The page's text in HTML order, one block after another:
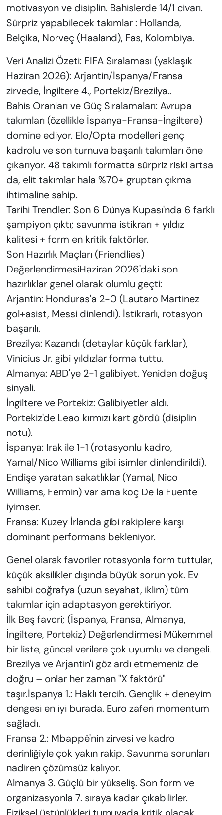
motivasyon ve disiplin. Bahislerde 14/1 civarı.
Sürpriz yapabilecek takımlar : Hollanda,
Belçika, Norveç (Haaland), Fas, Kolombiya.
Veri Analizi Özeti: FIFA Sıralaması (yaklaşık
Haziran 2026): Arjantin/İspanya/Fransa
zirvede, İngiltere 4., Portekiz/Brezilya..
Bahis Oranları ve Güç Sıralamaları: Avrupa
takımları (özellikle İspanya-Fransa-İngiltere)
domine ediyor. Elo/Opta modelleri genç
kadrolu ve son turnuva başarılı takımları öne
çıkarıyor. 48 takımlı formatta sürpriz riski artsa
da, elit takımlar hala %70+ gruptan çıkma
ihtimaline sahip.
Tarihi Trendler: Son 6 Dünya Kupası'nda 6 farklı
şampiyon çıktı; savunma istikrarı + yıldız
kalitesi + form en kritik faktörler.
Son Hazırlık Maçları (Friendlies)
DeğerlendirmesiHaziran 2026'daki son
hazırlıklar genel olarak olumlu geçti:
Arjantin: Honduras'a 2-0 (Lautaro Martinez
gol+asist, Messi dinlendi). İstikrarlı, rotasyon
başarılı.
Brezilya: Kazandı (detaylar küçük farklar),
Vinicius Jr. gibi yıldızlar forma tuttu.
Almanya: ABD'ye 2-1 galibiyet. Yeniden doğuş
sinyali.
İngiltere ve Portekiz: Galibiyetler aldı.
Portekiz'de Leao kırmızı kart gördü (disiplin
notu).
İspanya: Irak ile 1-1 (rotasyonlu kadro,
Yamal/Nico Williams gibi isimler dinlendirildi).
Endişe yaratan sakatlıklar (Yamal, Nico
Williams, Fermin) var ama koç De la Fuente
iyimser.
Fransa: Kuzey İrlanda gibi rakiplere karşı
dominant performans bekleniyor.
Genel olarak favoriler rotasyonla form tuttular,
küçük aksilikler dışında büyük sorun yok. Ev
sahibi coğrafya (uzun seyahat, iklim) tüm
takımlar için adaptasyon gerektiriyor.
İlk Beş favori; (İspanya, Fransa, Almanya,
İngiltere, Portekiz) Değerlendirmesi Mükemmel
bir liste, güncel verilere çok uyumlu ve dengeli.
Brezilya ve Arjantin'i göz ardı etmemeniz de
doğru – onlar her zaman "X faktörü"
taşır.İspanya 1.: Haklı tercih. Gençlik + deneyim
dengesi en iyi burada. Euro zaferi momentum
sağladı.
Fransa 2.: Mbappé'nin zirvesi ve kadro
derinliğiyle çok yakın rakip. Savunma sorunları
nadiren çözümsüz kalıyor.
Almanya 3. Güçlü bir yükseliş. Son form ve
organizasyonla 7. sıraya kadar çıkabilirler.
Fiziksel üstünlükleri turnuvada kritik olacak.